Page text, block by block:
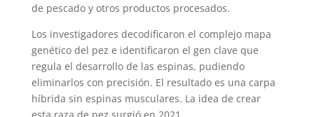
de pescado y otros productos procesados.
Los investigadores decodificaron el complejo mapa
genético del pez e identificaron el gen clave que
regula el desarrollo de las espinas, pudiendo
eliminarlos con precisión. El resultado es una carpa
híbrida sin espinas musculares. La idea de crear